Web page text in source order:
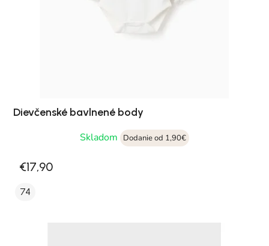
Dievčenské bavlnené body
Skladom
Dodanie od 1,90€
€17,90
74